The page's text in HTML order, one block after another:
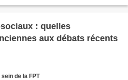
: quelles
aux débats récents
de la FPT